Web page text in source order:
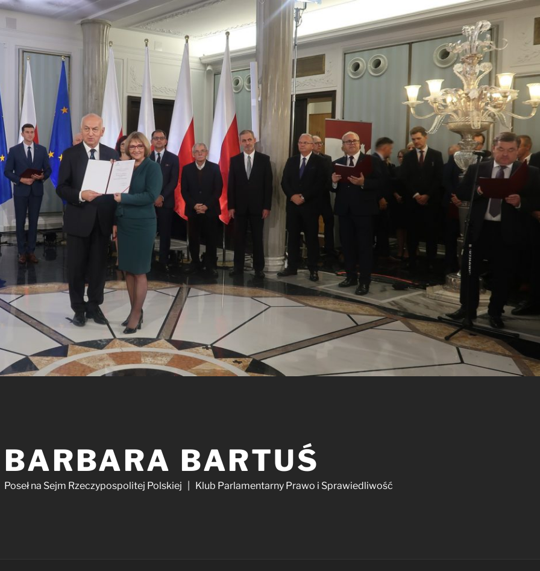
BARBARA BARTUŚ
Poseł na Sejm Rzeczypospolitej Polskiej | Klub Parlamentarny Prawo i Sprawiedliwość